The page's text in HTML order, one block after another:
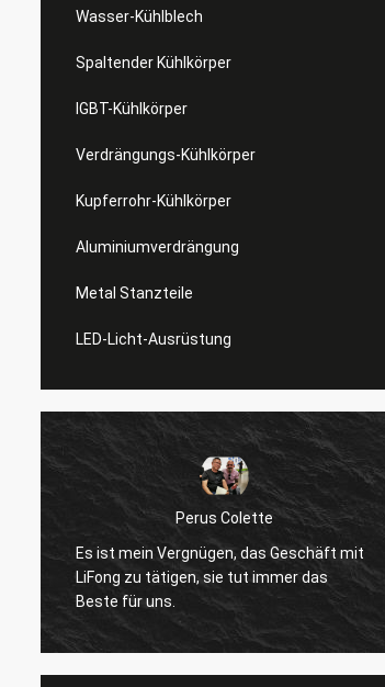
Wasser-Kühlblech
Spaltender Kühlkörper
IGBT-Kühlkörper
Verdrängungs-Kühlkörper
Kupferrohr-Kühlkörper
Aluminiumverdrängung
Metal Stanzteile
LED-Licht-Ausrüstung
Perus Colette
Es ist mein Vergnügen, das Geschäft mit
LiFong zu tätigen, sie tut immer das
Beste für uns.